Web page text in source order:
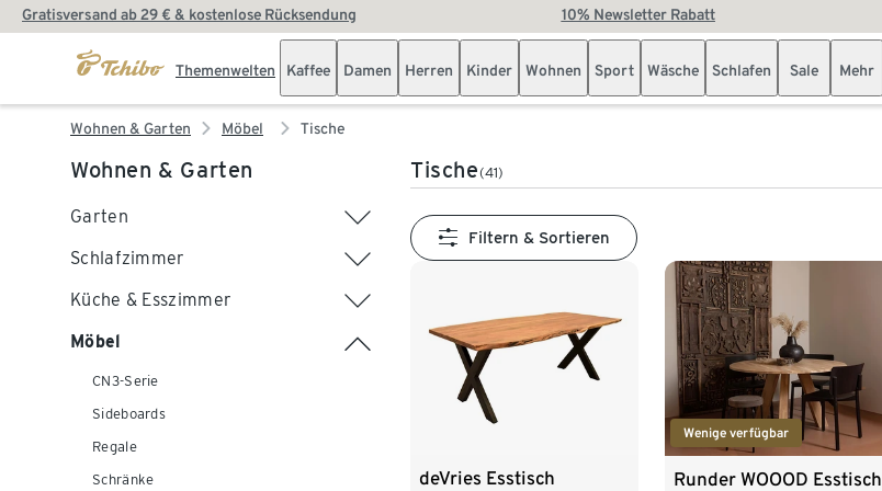
Gratisversand ab 29 € & kostenlose Rücksendung 10% Newsletter Rabatt
Themenwelten Kaffee Damen Herren Kinder Wohnen Sport Wäsche Schlafen Sale Mehr
Wohnen & Garten Möbel Tische
Wohnen & Garten
Garten
Schlafzimmer
Küche & Esszimmer
Möbel
CN3-Serie
Sideboards
Regale
Schränke
Tische(41)
Filtern & Sortieren
deVries Esstisch
Wenige verfügbar
Runder WOOOD Esstisch